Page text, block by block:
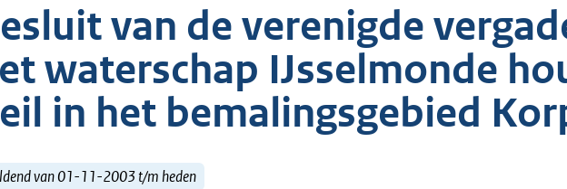
van de verenigde
waterschap IJsselmonde
in het bemalingsgebied
van 01-11-2003 t/m heden